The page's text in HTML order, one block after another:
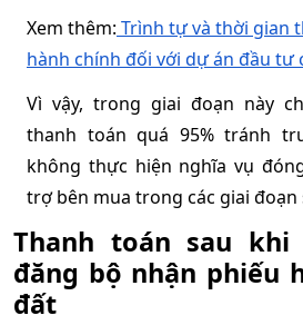
Xem thêm: Trình tự và thời gian
hành chính đối với dự án đầu tư
Vì vậy, trong giai đoạn này
thanh toán quá 95% tránh
không thực hiện nghĩa vụ
trợ bên mua trong các giai đoạn
Thanh toán sau
đăng bộ nhận phiếu
đất